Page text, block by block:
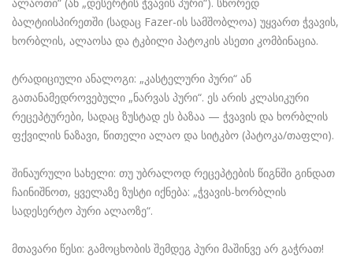
ბალტიისპირეთში (სადაც Fazer-ის სამშობლოა) უყვართ ჭვავის,
ხორბლის, ალაოსა და ტკბილი პატოკის ასეთი კომბინაცია.
ტრადიციული ანალოგი: „კასტელური პური“ ან
გათანამედროვებული „ნარვას პური“. ეს არის კლასიკური
რეცეპტურები, სადაც ზუსტად ეს ბაზაა — ჭვავის და ხორბლის
ფქვილის ნაზავი, წითელი ალაო და სიტკბო (პატოკა/თაფლი).
შინაურული სახელი: თუ უბრალოდ რეცეპტების წიგნში გინდათ
ჩაინიშნოთ, ყველაზე ზუსტი იქნება: „ჭვავის-ხორბლის
სადესერტო პური ალაოზე“.
მთავარი წესი: გამოცხობის შემდეგ პური მაშინვე არ გაჭრათ!